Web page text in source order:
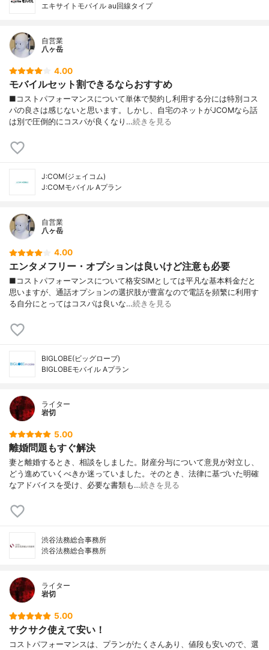
エキサイトモバイル au回線タイプ
自営業
八ヶ岳
4.00
モバイルセット割できるならおすすめ
■コストパフォーマンスについて単体で契約し利用する分には特別コス
パの良さは感じないと思います。しかし、自宅のネットがJCOMなら話
は別で圧倒的にコスパが良くなり…続きを見る
J:COM(ジェイコム)
J:COMモバイル Aプラン
自営業
八ヶ岳
4.00
エンタメフリー・オプションは良いけど注意も必要
■コストパフォーマンスについて格安SIMとしては平凡な基本料金だと
思いますが、通話オプションの選択肢が豊富なので電話を頻繁に利用す
る自分にとってはコスパは良いな…続きを見る
BIGLOBE(ビッグローブ)
BIGLOBEモバイル Aプラン
ライター
岩切
5.00
離婚問題もすぐ解決
妻と離婚するとき、相談をしました。財産分与について意見が対立し、
どう進めていくべきか迷っていました。そのとき、法律に基づいた明確
なアドバイスを受け、必要な書類も…続きを見る
渋谷法務総合事務所
渋谷法務総合事務所
ライター
岩切
5.00
サクサク使えて安い！
コストパフォーマンスは、プランがたくさんあり、値段も安いので、選